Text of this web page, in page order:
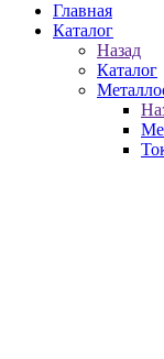
Главная
Каталог
Назад
Каталог